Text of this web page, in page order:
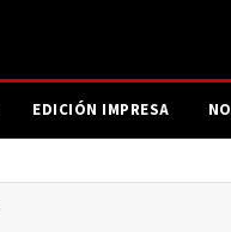
EDICIÓN IMPRESA